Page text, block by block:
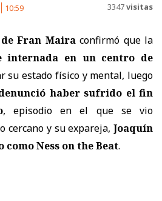
10:59 3347visitas
Fran Mairaconfirmó que la
internada en un centro de
su estado físico y mental, luego
haber sufrido el fin
, episodio en el que se vio
cercano y su expareja, Joaquín
Ness on the Beat.